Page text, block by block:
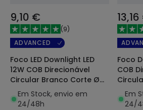
9,10 €
(9)
ADVANCED
Foco LED Downlight LED
12W COB Direcionável
Circular Branco Corte Ø
90 mm No Flicker
Em Stock, envio em
24/48h
Foco
COB
113
Em
24/